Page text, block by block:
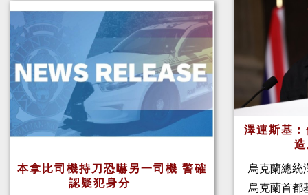
本拿比司機持刀恐嚇另一司機 警確
認疑犯身分
澤連斯基
烏克蘭總統
烏克蘭首都